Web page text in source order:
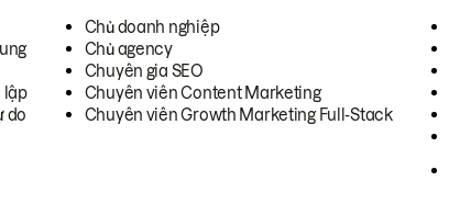
lập
do
Chủ doanh nghiệp
Chủ agency
Chuyên gia SEO
Chuyên viên Content Marketing
Chuyên viên Growth Marketing Full-Stack